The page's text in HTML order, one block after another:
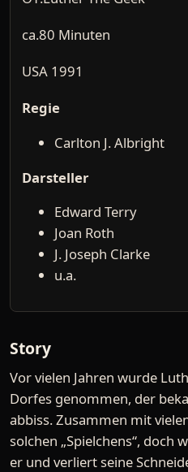
ca.80 Minuten
USA 1991
Regie
Carlton J. Albright
Darsteller
Edward Terry
Joan Roth
J. Joseph Clarke
u.a.
Story
Vor vielen Jahren wurde
Dorfes genommen, der
abbiss. Zusammen mit
solchen „Spielchens“, doch
er und verliert seine